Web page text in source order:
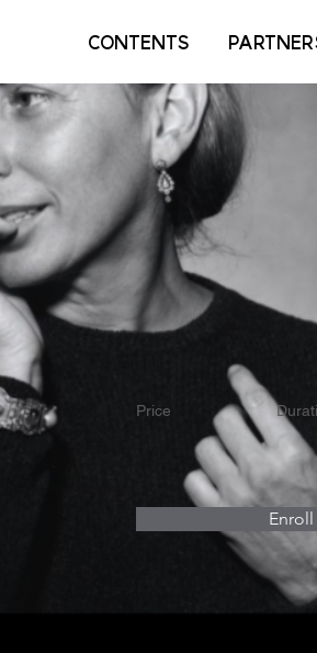
CONTENTS
Price
Enroll